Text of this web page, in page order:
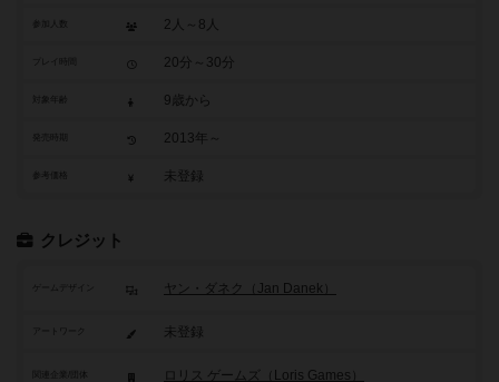
参加人数 2人～8人
20分～30分
9歳から
2013年～
参考価格 未登録
クレジット
ゲームデザイン ヤン・ダネク（Jan Danek）
アートワーク 未登録
ロリス ゲームズ（Loris Games）